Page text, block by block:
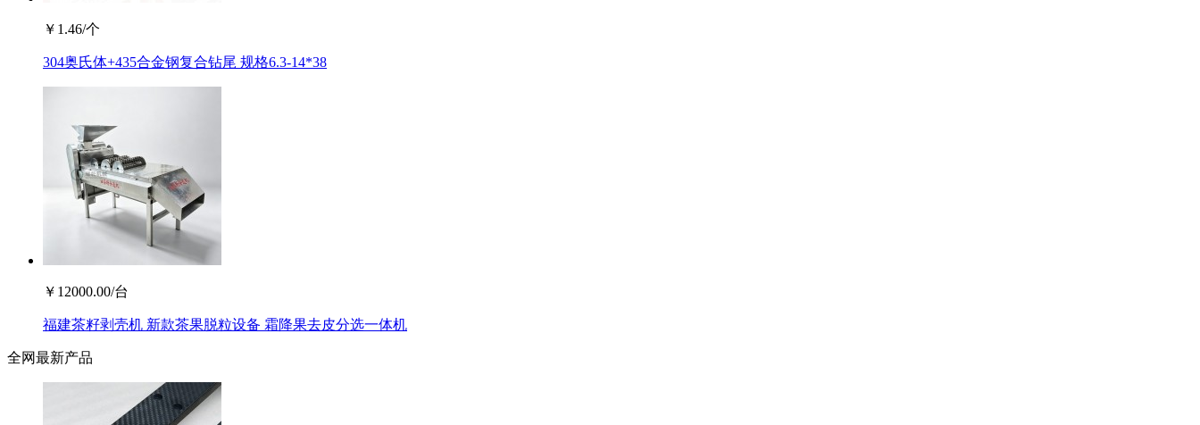
￥ 1.46/个
304奥氏体+435合金钢复合钻尾 规格6.3-14*38
￥ 12000.00/台
福建茶籽剥壳机 新款茶果脱粒设备 霜降果去皮分选一体机
全网最新产品